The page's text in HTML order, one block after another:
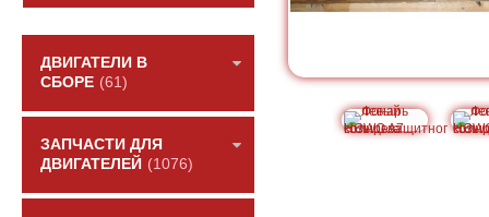
ДВИГАТЕЛИ В
СБОРЕ (61)
ЗАПЧАСТИ ДЛЯ
ДВИГАТЕЛЕЙ (1076)